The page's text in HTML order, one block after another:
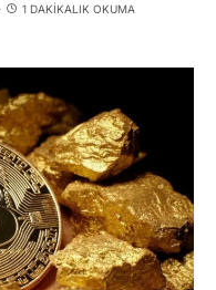
1 DAKIKALIK OKUMA